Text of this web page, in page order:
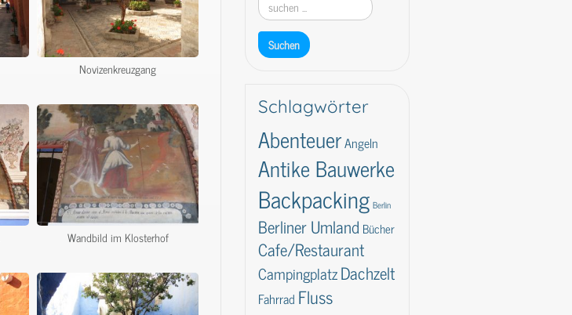
Novizenkreuzgang
Wandbild im Klosterhof
Schlagwörter
AbenteuerAngeln
Antike Bauwerke
Backpacking Berlin
Berliner Umland Bücher
Cafe/Restaurant
CampingplatzDachzelt
Fahrrad Fluss